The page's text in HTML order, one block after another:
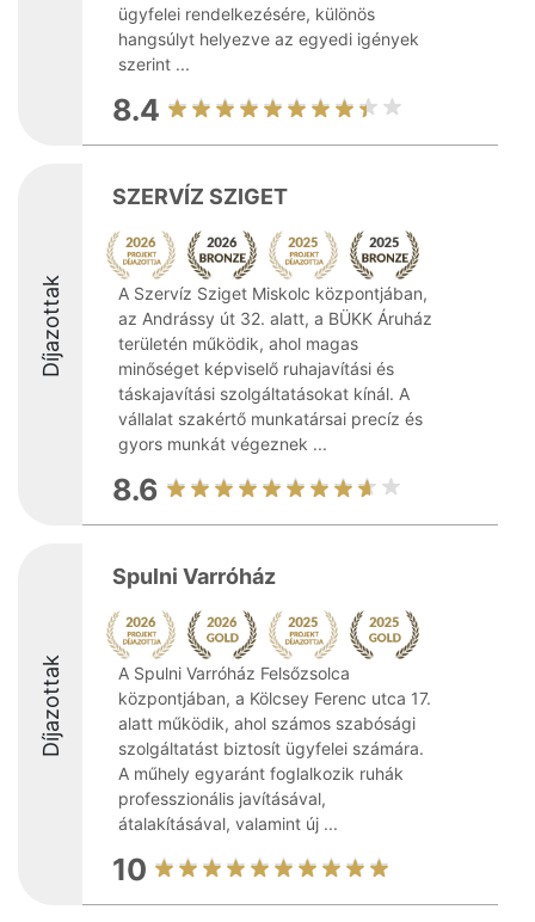
ügyfelei rendelkezésére, különös
hangsúlyt helyezve az egyedi igények
szerint ...
8.4
Díjazottak
SZERVÍZ SZIGET
A Szervíz Sziget Miskolc központjában,
az Andrássy út 32. alatt, a BÜKK Áruház
területén működik, ahol magas
minőséget képviselő ruhajavítási és
táskajavítási szolgáltatásokat kínál. A
vállalat szakértő munkatársai precíz és
gyors munkát végeznek ...
8.6
Díjazottak
Spulni Varróház
A Spulni Varróház Felsőzsolca
központjában, a Kölcsey Ferenc utca 17.
alatt működik, ahol számos szabósági
szolgáltatást biztosít ügyfelei számára.
A műhely egyaránt foglalkozik ruhák
professzionális javításával,
átalakításával, valamint új ...
10